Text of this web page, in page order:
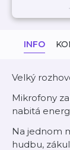
INFO
Velký
Mikrofony
nabitá
Na jednom
hudbu,